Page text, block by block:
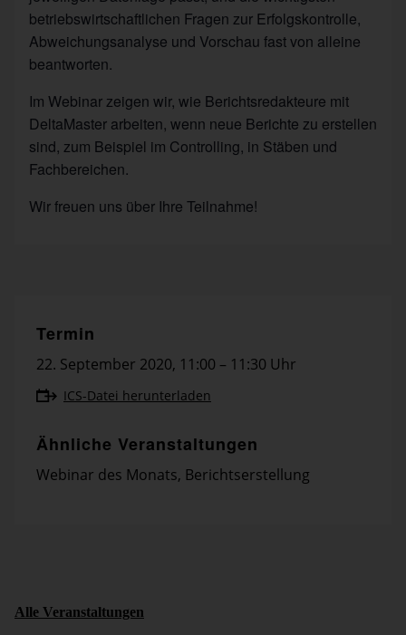
betriebswirtschaftlichen Fragen zur Erfolgskontrolle,
Abweichungsanalyse und Vorschau fast von alleine
beantworten.
Im Webinar zeigen wir, wie Berichtsredakteure mit
DeltaMaster arbeiten, wenn neue Berichte zu erstellen
sind, zum Beispiel im Controlling, in Stäben und
Fachbereichen.
Wir freuen uns über Ihre Teilnahme!
Termin
22. September 2020, 11:00 – 11:30 Uhr
ICS-Datei herunterladen
Ähnliche Veranstaltungen
Webinar des Monats, Berichtserstellung
Alle Veranstaltungen